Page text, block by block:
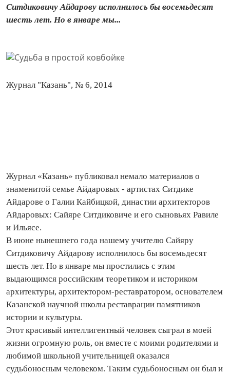
Ситдиковичу Айдарову исполнилось бы восемьдесят
шесть лет. Но в январе мы...
Журнал "Казань", № 6, 2014
Журнал «Казань» публиковал немало материалов о
знаменитой семье Айдаровых - артистах Ситдике
Айдарове о Галии Кайбицкой, династии архитекторов
Айдаровых: Сайяре Ситдиковиче и его сыновьях Равиле
и Ильясе.
В июне нынешнего года нашему учителю Сайяру
Ситдиковичу Айдарову исполнилось бы восемьдесят
шесть лет. Но в январе мы простились с этим
выдающимся российским теоретиком и историком
архитектуры, архитектором-реставратором, основателем
Казанской научной школы реставрации памятников
истории и культуры.
Этот красивый интеллигентный человек сыграл в моей
жизни огромную роль, он вместе с моими родителями и
любимой школьной учительницей оказался
судьбоносным человеком. Таким судьбоносным он был и